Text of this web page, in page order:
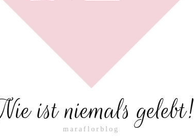
ist niemals gelebt!
maraflorblog